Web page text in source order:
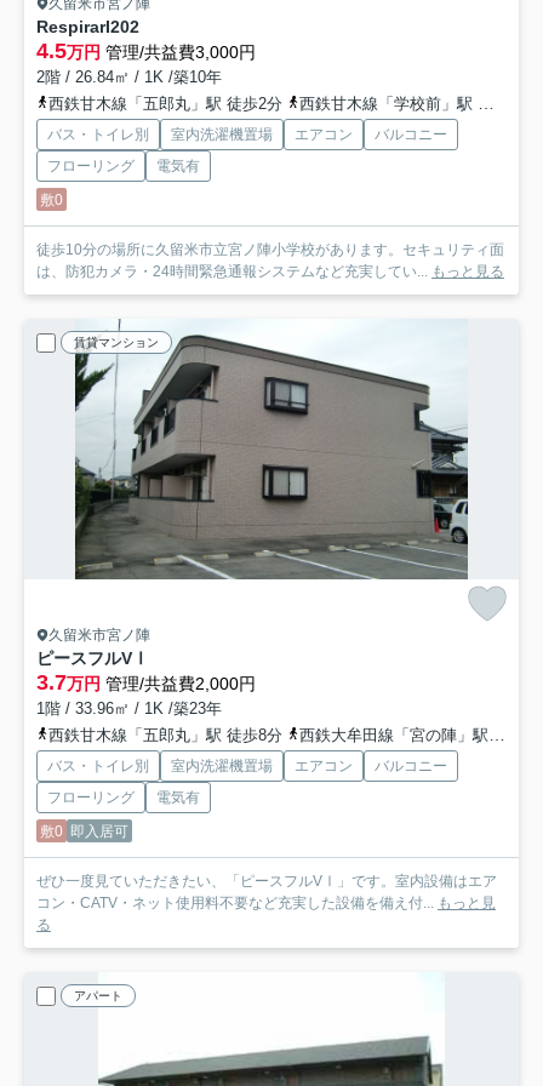
久留米市宮ノ陣
RespirarI202
4.5万円 管理/共益費3,000円
2階 / 26.84㎡ / 1K /築10年
西鉄甘木線「五郎丸」駅 徒歩2分
西鉄甘木線「学校前」駅 徒歩11分
バス・トイレ別 室内洗濯機置場 エアコン
バルコニー
フローリング
電気有
敷0
徒歩10分の場所に久留米市立宮ノ陣小学校があります。セキュリティ面
は、防犯カメラ・24時間緊急通報システムなど充実してい... もっと見る
賃貸マンション
久留米市宮ノ陣
ピースフルVⅠ
3.7万円 管理/共益費2,000円
1階 / 33.96㎡ / 1K /築23年
西鉄甘木線「五郎丸」駅 徒歩8分
西鉄大牟田線「宮の陣」駅 徒歩11分
バス・トイレ別 室内洗濯機置場 エアコン
バルコニー
フローリング
電気有
敷0 即入居可
ぜひ一度見ていただきたい、「ピースフルVⅠ」です。室内設備はエア
コン・CATV・ネット使用料不要など充実した設備を備え付... もっと見
る
アパート